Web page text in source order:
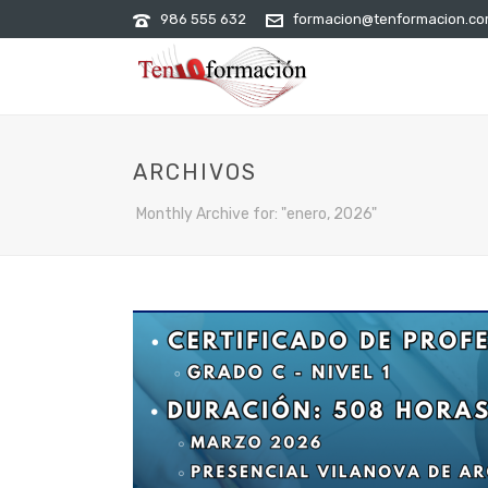
986 555 632
ARCHIVOS
Monthly Archive for: "enero, 2026"